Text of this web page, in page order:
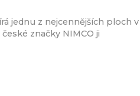
jednu z nejcennějších ploch v
značky NIMCO ji